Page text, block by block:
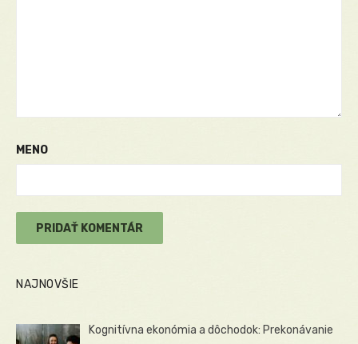
MENO
NAJNOVŠIE
Kognitívna ekonómia a dôchodok: Prekonávanie